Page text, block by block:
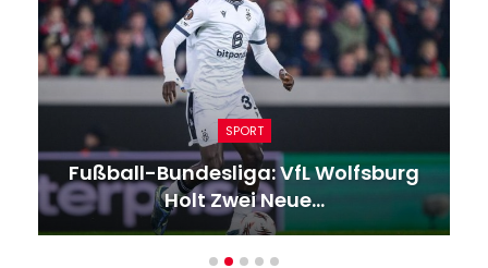
SPORT
Fußball-Bundesliga: VfL Wolfsburg
Holt Zwei Neue…